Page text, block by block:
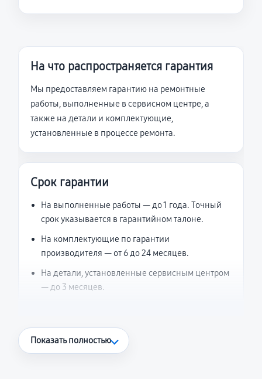
На что распространяется гарантия
Мы предоставляем гарантию на ремонтные
работы, выполненные в сервисном центре, а
также на детали и комплектующие,
установленные в процессе ремонта.
Срок гарантии
На выполненные работы — до 1 года. Точный
срок указывается в гарантийном талоне.
На комплектующие по гарантии
производителя — от 6 до 24 месяцев.
На детали, установленные сервисным центром
— до 3 месяцев.
Что считается гарантийным случаем
Показать полностью